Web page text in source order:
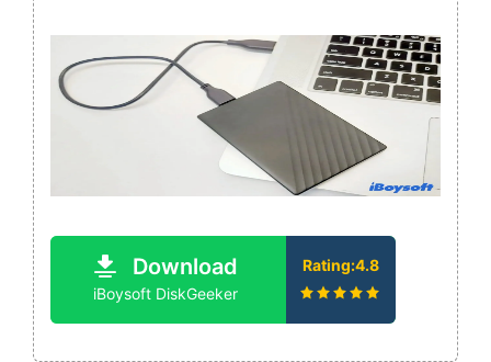
Download
iBoysoft DiskGeeker
Rating:4.8